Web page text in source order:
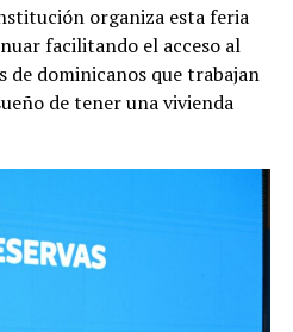
organiza esta feria
facilitando el acceso al
dominicanos que trabajan
de tener una vivienda